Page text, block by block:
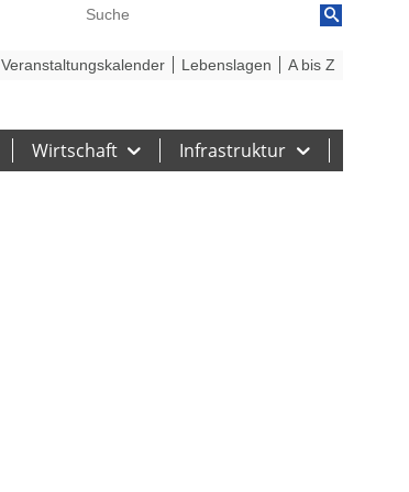
Wirtschaft Infrastruktur
Veranstaltungskalender Lebenslagen A bis Z